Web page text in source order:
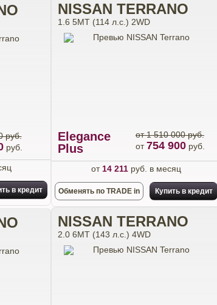
руб.
руб.
в кредит
NISSAN TERRANO
1.6 5МТ (114 л.с.) 2WD
Elegance
Plus
от 1 510 000 руб.
от754 900 руб.
от 14 211 руб. в месяц
Обменять по TRADE in Купить в кредит
NISSAN TERRANO
2.0 6МТ (143 л.с.) 4WD